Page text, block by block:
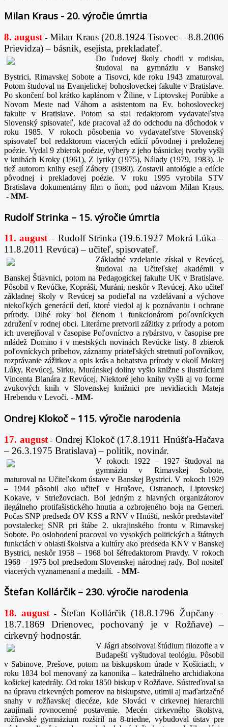
Milan Kraus - 20. výročie úmrtia
8. august -Milan Kraus (20.8.1924 Tisovec – 8.8.2006
Prievidza) – básnik, esejista, prekladateľ.
Do ľudovej školy chodil v rodisku,
študoval na gymnáziu v Banskej
Bystrici, Rimavskej Sobote a Tisovci, kde roku 1943 zmaturoval.
Potom študoval na Evanjelickej bohosloveckej fakulte v Bratislave.
Po skončení bol krátko kaplánom v Žiline, v Liptovskej Porúbke a
Novom Meste nad Váhom a asistentom na Ev. bohosloveckej
fakulte v Bratislave. Potom sa stal redaktorom vydavateľstva
Slovenský spisovateľ, kde pracoval až do odchodu na dôchodok v
roku 1985. V rokoch pôsobenia vo vydavateľstve Slovenský
spisovateľ bol redaktorom viacerých edícií pôvodnej i preloženej
poézie. Vydal 9 zbierok poézie, výbery z jeho básnickej tvorby vyšli
v knihách Kroky (1961), Z lyriky (1975), Nálady (1979, 1983). Je
tiež autorom knihy esejí Zábery (1980). Zostavil antológie a edície
pôvodnej i prekladovej poézie. V roku 1995 vyrobila STV
Bratislava dokumentárny film o ňom, pod názvom Milan Kraus.
- MM-
Rudolf Strinka – 15. výročie úmrtia
11. august – Rudolf Strinka (19.6.1927 Mokrá Lúka –
11.8.2011 Revúca) – učiteľ, spisovateľ.
Základné vzdelanie získal v Revúcej,
študoval na Učiteľskej akadémii v
Banskej Štiavnici, potom na Pedagogickej fakulte UK v Bratislave.
Pôsobil v Revúčke, Kopráši, Muráni, neskôr v Revúcej. Ako učiteľ
základnej školy v Revúcej sa podieľal na vzdelávaní a výchove
niekoľkých generácií detí, ktoré viedol aj k poznávaniu i ochrane
prírody. Dlhé roky bol členom i funkcionárom poľovníckych
združení v rodnej obci. Literárne pretvoril zážitky z prírody a potom
ich uverejňoval v časopise Poľovníctvo a rybárstvo, v časopise pre
mládež Domino i v mestských novinách Revúcke listy. 8 zbierok
poľovníckych príbehov, záznamy priateľských stretnutí poľovníkov,
rozprávanie zážitkov a opis krás a bohatstva prírody v okolí Mokrej
Lúky, Revúcej, Sirku, Muránskej doliny vyšlo knižne s ilustráciami
Vincenta Blanára z Revúcej. Niektoré jeho knihy vyšli aj vo forme
zvukových kníh v Slovenskej knižnici pre nevidiacich Mateja
Hrebendu v Levoči. - MM-
Ondrej Klokoč – 115. výročie narodenia
17. august- Ondrej Klokoč (17.8.1911 Hnúšťa-Hačava
– 26.3.1975 Bratislava) – politik, novinár.
V rokoch 1922 – 1927 študoval na
gymnáziu v Rimavskej Sobote,
maturoval na Učiteľskom ústave v Banskej Bystrici. V rokoch 1929
– 1944 pôsobil ako učiteľ v Hrušove, Ostranoch, Liptovskej
Kokave, v Striežovciach. Bol jedným z hlavných organizátorov
ilegálneho protifašistického hnutia a ozbrojeného boja na Gemeri.
Počas SNP predseda OV KSS a RNV v Hnúšti, neskôr predstaviteľ
povstaleckej SNR pri štábe 2. ukrajinského frontu v Rimavskej
Sobote. Po oslobodení pracoval vo vysokých politických a štátnych
funkciách v oblasti školstva a kultúry ako predseda KNV v Banskej
Bystrici, neskôr 1958 – 1968 bol šéfredaktorom Pravdy. V rokoch
1968 – 1975 bol predsedom Slovenskej národnej rady. Bol nositeľ
viacerých vyznamenaní a medailí. - MM-
Štefan Kollárčik – 230. výročie narodenia
18. august -
Štefan Kollárčik (18.8.1796 Župčany –
18.7.1869 Drienovec, pochovaný je v Rožňave) –
cirkevný hodnostár.
V Jágri absolvoval štúdium filozofie a v
Budapešti vyštudoval teológiu. Pôsobil
v Sabinove, Prešove, potom na biskupskom úrade v Košiciach, v
roku 1834 bol menovaný za kanonika – katedrálneho archidiakona
košickej katedrály. Od roku 1850 biskup v Rožňave. Sústreďoval sa
na úpravu cirkevných pomerov na biskupstve, utlmil aj maďarizačné
snahy v rožňavskej diecéze, kde Slováci v cirkevnej hierarchii
zaujímali rovnocenné postavenie. Mecén cirkevného školstva,
rožňavské gymnázium rozšíril na 8-triedne, vybudoval ústav pre